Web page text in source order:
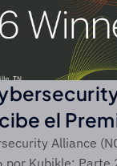
el
CSO de
Alliance
por Kubikle: Parte